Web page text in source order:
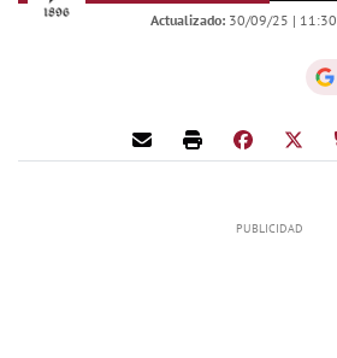
Actualizado: 30/09/25 | 11:30